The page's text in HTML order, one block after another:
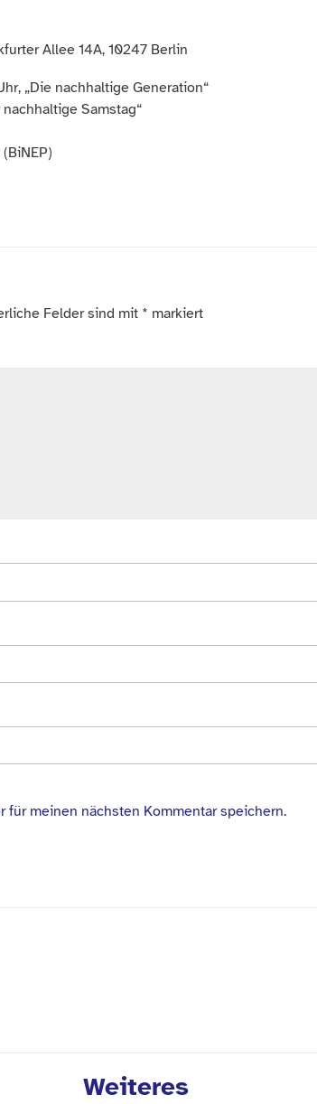
Allee 14A, 10247 Berlin
„Die nachhaltige Generation“
nachhaltige Samstag“
Felder sind mit * markiert
für meinen nächsten Kommentar speichern.
Weiteres